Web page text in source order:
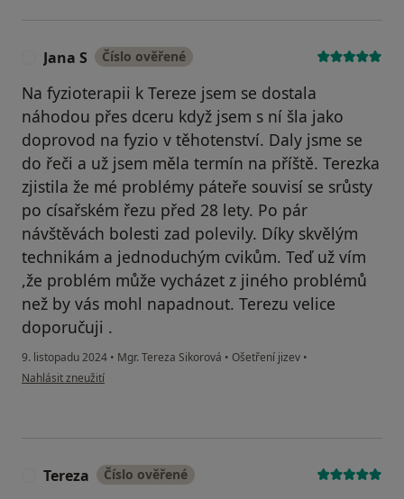
Jana S Číslo ověřené
Na fyzioterapii k Tereze jsem se dostala
náhodou přes dceru když jsem s ní šla jako
doprovod na fyzio v těhotenství. Daly jsme se
do řeči a už jsem měla termín na příště. Terezka
zjistila že mé problémy páteře souvisí se srůsty
po císařském řezu před 28 lety. Po pár
návštěvách bolesti zad polevily. Díky skvělým
technikám a jednoduchým cvikům. Teď už vím
,že problém může vycházet z jiného problémů
než by vás mohl napadnout. Terezu velice
doporučuji .
9. listopadu 2024 • Mgr. Tereza Sikorová • Ošetření jizev •
podle názoru uživatele Jana S
Nahlásit zneužití
Tereza Číslo ověřené